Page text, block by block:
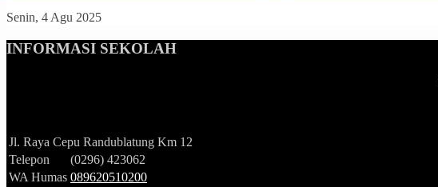
Senin, 4 Agu 2025
INFORMASI SEKOLAH
Jl. Raya Cepu Randublatung Km 12
Telepon
(0296) 423062
WA Humas 089620510200